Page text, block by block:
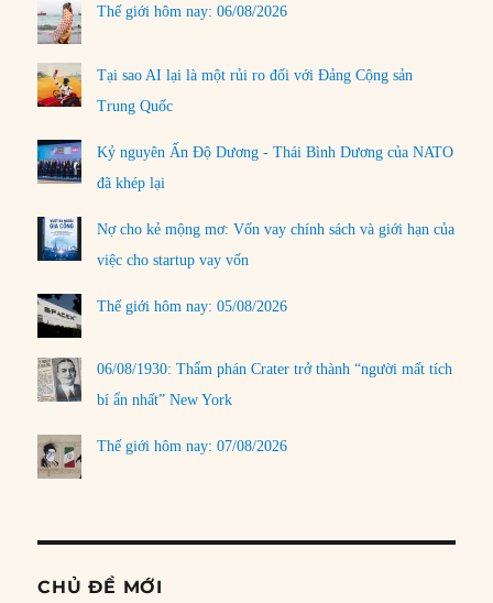
Thế giới hôm nay: 06/08/2026
Tại sao AI lại là một rủi ro đối với Đảng Cộng sản
Trung Quốc
Kỷ nguyên Ấn Độ Dương - Thái Bình Dương của NATO
đã khép lại
Nợ cho kẻ mộng mơ: Vốn vay chính sách và giới hạn của
việc cho startup vay vốn
Thế giới hôm nay: 05/08/2026
06/08/1930: Thẩm phán Crater trở thành “người mất tích
bí ẩn nhất” New York
Thế giới hôm nay: 07/08/2026
CHỦ ĐỀ MỚI